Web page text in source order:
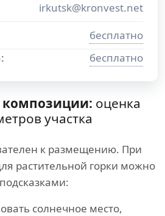
irkutsk@kronvest.net
бесплатно
бесплатно
оценка
участка
к размещению. При
растительной горки можно
солнечное место,